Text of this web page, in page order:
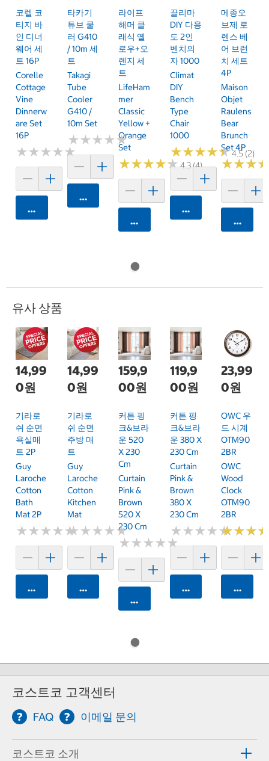
코렐 코
티지 바
인 디너
웨어 세
트 16P
Corelle
Cottage
Vine
Dinnerw
Are Set
16P
★★★★★
★★★★★
카트에 담기
타카기
튜브 쿨
러 G410
/ 10m 세
트
Takagi
Tube
Cooler
G410 /
10m Set
★★★★★
★★★★★
카트에 담기
라이프
해머 클
래식 옐
로우+오
렌지 세
트
LifeHam
Mer
Classic
Yellow +
Orange
Set
★★★★★
★★★★★4.3 (4)
카트에 담기
끌리마
DIY 다용
도 2인
벤치의
자 1000
Climat
DIY
Bench
Type
Chair
1000
★★★★★
★★★★★4.5 (2)
카트에 담기
메종오
브제 로
렌스 베
어 브런
치 세트
4P
Maison
Objet
Raulens
Bear
Brunch
Set 4P
★★★
★★★
카트에
유사 상품
14,99
0원
기라로
쉬 순면
욕실매
트 2P
Guy
Laroche
Cotton
Bath
Mat 2P
★★★★★
★★★★★
카트에 담기
14,99
0원
기라로
쉬 순면
주방 매
트
Guy
Laroche
Cotton
Kitchen
Mat
★★★★★
★★★★★
카트에 담기
159,9
00원
커튼 핑
크&브라
운 520
X 230
Cm
Curtain
Pink &
Brown
520 X
230 Cm
★★★★★
★★★★★
카트에 담기
119,9
00원
커튼 핑
크&브라
운 380 X
230 Cm
Curtain
Pink &
Brown
380 X
230 Cm
★★★★★
★★★★★
카트에 담기
23,99
0원
OWC 우
드 시계
OTM90
2BR
OWC
Wood
Clock
OTM90
2BR
★★★
★★★
카트에
코스트코 고객센터
FAQ 이메일 문의
코스트코 소개